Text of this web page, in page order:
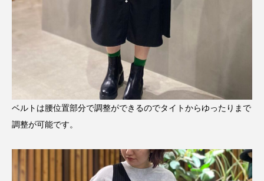
ベルトは腰位置部分で調整ができるのでタイトからゆったりまで
調整が可能です。